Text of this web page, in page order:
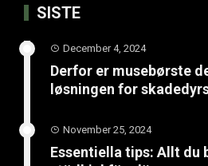
SISTE
December 4, 2024
Derfor er musebørste
løsningen for
November 25, 2024
Essentiella tips: Allt du